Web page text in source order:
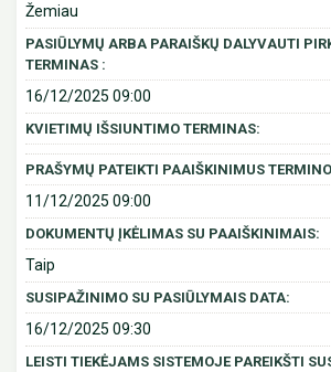
Žemiau
PASIŪLYMŲ ARBA PARAIŠKŲ DALYVAUTI
TERMINAS :
16/12/2025 09:00
KVIETIMŲ IŠSIUNTIMO TERMINAS:
PRAŠYMŲ PATEIKTI PAAIŠKINIMUS
11/12/2025 09:00
DOKUMENTŲ ĮKĖLIMAS SU PAAIŠKINIMAIS:
Taip
SUSIPAŽINIMO SU PASIŪLYMAIS DATA:
16/12/2025 09:30
LEISTI TIEKĖJAMS SISTEMOJE PAREIKŠTI